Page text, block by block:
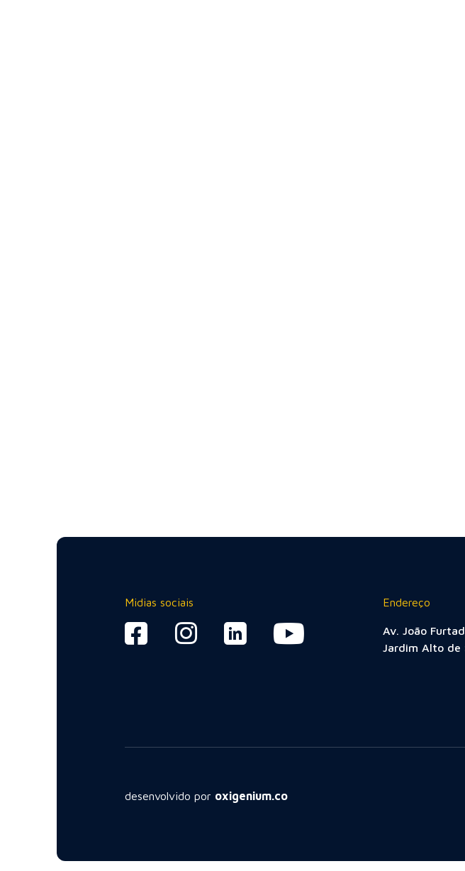
Midias sociais Endereço
Av. João
Jardim Alto de
desenvolvido por oxigenium.co